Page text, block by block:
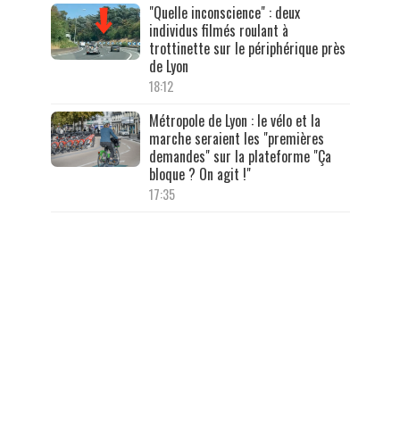
"Quelle inconscience" : deux
individus filmés roulant à
trottinette sur le périphérique près
de Lyon
18:12
Métropole de Lyon : le vélo et la
marche seraient les "premières
demandes" sur la plateforme "Ça
bloque ? On agit !"
17:35